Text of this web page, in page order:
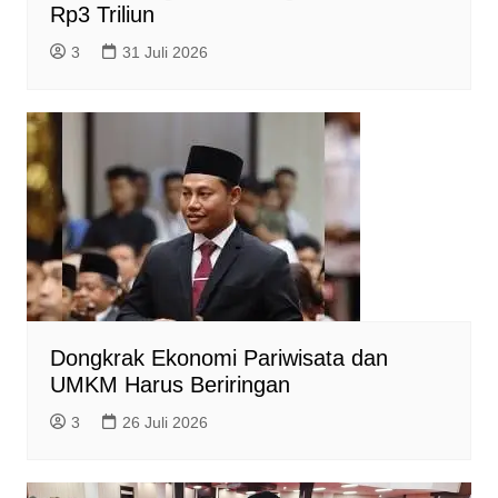
Rp3 Triliun
3 31 Juli 2026
Dongkrak Ekonomi Pariwisata dan
UMKM Harus Beriringan
3 26 Juli 2026